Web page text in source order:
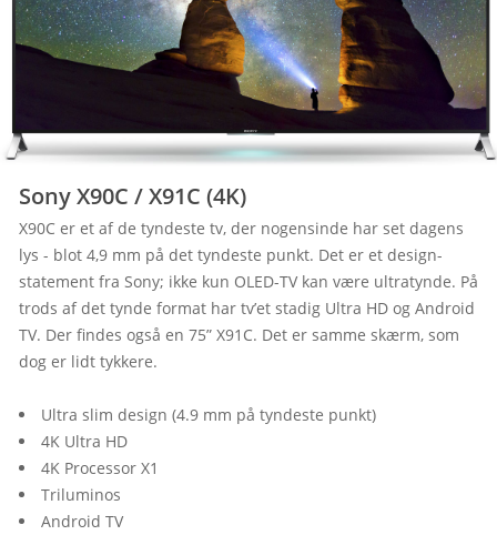
Sony X90C / X91C (4K)
X90C er et af de tyndeste tv, der nogensinde har set dagens
lys - blot 4,9 mm på det tyndeste punkt. Det er et design-
statement fra Sony; ikke kun OLED-TV kan være ultratynde. På
trods af det tynde format har tv’et stadig Ultra HD og Android
TV. Der findes også en 75” X91C. Det er samme skærm, som
dog er lidt tykkere.
Ultra slim design (4.9 mm på tyndeste punkt)
4K Ultra HD
4K Processor X1
Triluminos
Android TV